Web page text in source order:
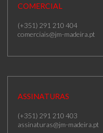
COMERCIAL
(+351) 291 210 404
comerciais@jm-madeira.pt
ASSINATURAS
(+351) 291 210 403
assinaturas@jm-madeira.pt